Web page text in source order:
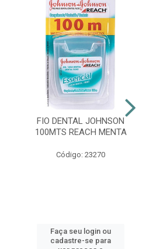
FIO DENTAL JOHNSON
100MTS REACH MENTA
Código: 23270
Faça seu login ou
cadastre-se para